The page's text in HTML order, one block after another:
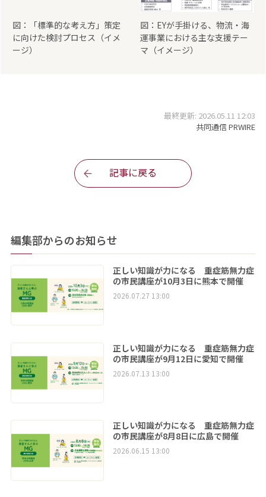
図：「標準的な考え方」策定
に向けた検討プロセス（イメ
ージ）
図：EYが手掛ける、物流・海
運事業における主な支援テー
マ（イメージ）
最終更新: 2026.05.11 12:03
共同通信 PRWIRE
記事に戻る
編集部からのお知らせ
正しい知識が力になる 重症筋無力症
の市民講座が10月3日に熊本で開催
2026.07.27 13:00
正しい知識が力になる 重症筋無力症
の市民講座が9月12日に愛知で開催
2026.07.13 13:00
正しい知識が力になる 重症筋無力症
の市民講座が8月8日に広島で開催
2026.06.15 13:00